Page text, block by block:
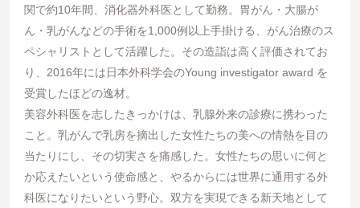
関で約10年間、消化器外科医として勤務。胃がん・大腸が
ん・乳がんなどの手術を1,000例以上手掛ける、がん治療のス
ペシャリストとして活躍した。その造詣は高く評価されてお
り、2016年には日本外科学会のYoung investigator award を
受賞したほどの逸材。
美容外科医を志したきっかけは、乳腺外来の診療に携わった
こと。乳がんで乳房を摘出した女性たちの美への情熱を目の
当たりにし、その切実さを痛感した。女性たちの思いに何と
か応えたいという使命感と、やるからには世界に通用する外
科医になりたいという野心。双方を実現できる新天地として